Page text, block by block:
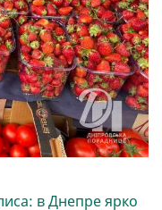
в Днепре ярко